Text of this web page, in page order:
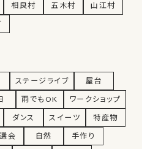
相良村 五木村
山江村
ステージライブ
屋台
雨でもOK
ワークショップ
ダンス スイーツ
特産物
会 自然
手作り